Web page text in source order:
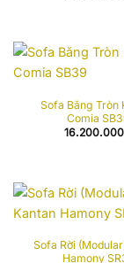
Sofa Băng Tròn
Comia
16.200.000
Sofa Rời
Hamony